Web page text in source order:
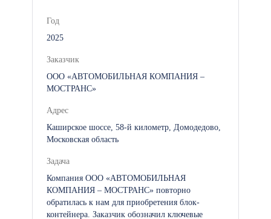
Год
2025
Заказчик
ООО «АВТОМОБИЛЬНАЯ КОМПАНИЯ –
МОСТРАНС»
Адрес
Каширское шоссе, 58-й километр, Домодедово,
Московская область
Задача
Компания ООО «АВТОМОБИЛЬНАЯ
КОМПАНИЯ – МОСТРАНС» повторно
обратилась к нам для приобретения блок-
контейнера. Заказчик обозначил ключевые